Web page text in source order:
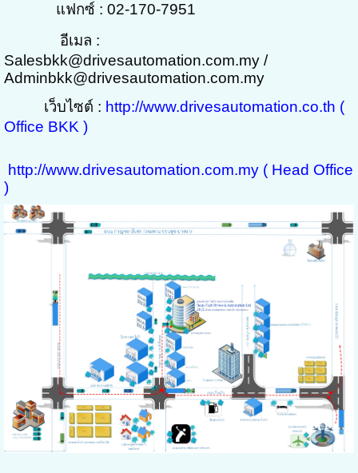
แฟกซ์ : 02-170-7951
อีเมล :
Salesbkk@drivesautomation.com.my/
Adminbkk@drivesautomation.com.my
เว็บไซต์ : http://www.drivesautomation.co.th (
Office BKK )
http://www.drivesautomation.com.my ( Head Office
)